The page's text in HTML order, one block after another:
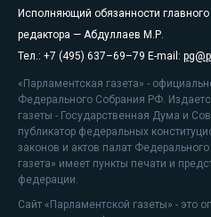
Исполняющий обязанности главного
редактора — Абдуллаев М.Р.
Тел.: +7 (495) 637–69–79 E-mail:
«Парламентская газета» -
Федерального Собрания РФ.
газеты - Государственная Дума и
публикатор федеральных
законов и актов палат
газета» имеет пункты печати и
федерации.
Сайт «Парламентской газеты» - это